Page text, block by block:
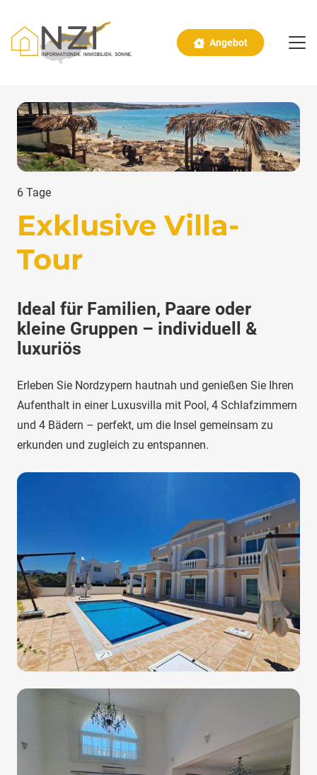
Angebot
6 Tage
Exklusive Villa-
Tour
Ideal für Familien, Paare oder
kleine Gruppen – individuell &
luxuriös
Erleben Sie Nordzypern hautnah und genießen Sie Ihren
Aufenthalt in einer Luxusvilla mit Pool, 4 Schlafzimmern
und 4 Bädern – perfekt, um die Insel gemeinsam zu
erkunden und zugleich zu entspannen.